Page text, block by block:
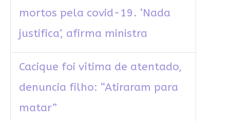
mortos pela covid-19. ‘Nada
justifica’, afirma ministra
Cacique foi vítima de atentado,
denuncia filho: “Atiraram para
matar”